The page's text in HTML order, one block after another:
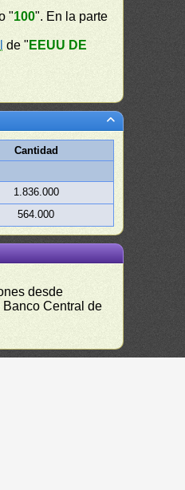
"100". En la parte
de " EEUU DE
Cantidad
1.836.000
564.000
desde
Central de